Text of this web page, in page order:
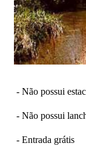
- Não possui
- Não possui
- Entrada grátis